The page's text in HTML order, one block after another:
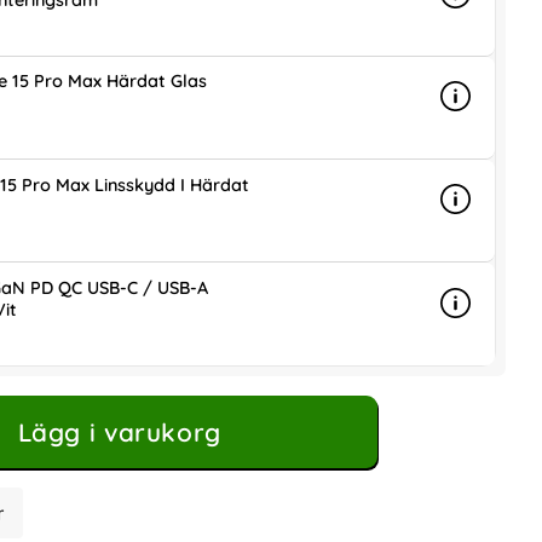
15 Pro Max Härdat Glas
Info
mer info
Pro Max Linsskydd I Härdat
Info
mer info
PD QC USB-C / USB-A
Info
mer info
Lägg i varukorg